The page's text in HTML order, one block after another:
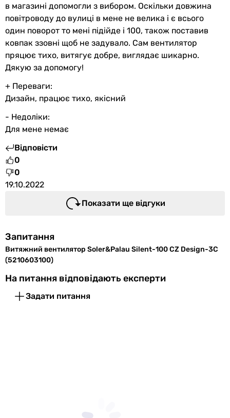
в магазині допомогли з вибором. Оскільки довжина
повітроводу до вулиці в мене не велика і є всього
один поворот то мені підійде і 100, також поставив
ковпак ззовні щоб не задувало. Сам вентилятор
пряцює тихо, витягує добре, виглядає шикарно.
Дякую за допомогу!
+ Переваги:
Дизайн, працює тихо, якісний
- Недоліки:
Для мене немає
Відповісти
0
0
19.10.2022
Показати ще відгуки
Запитання
Витяжний вентилятор Soler&Palau Silent-100 CZ Design-3C
(5210603100)
На питання відповідають експерти
Задати питання